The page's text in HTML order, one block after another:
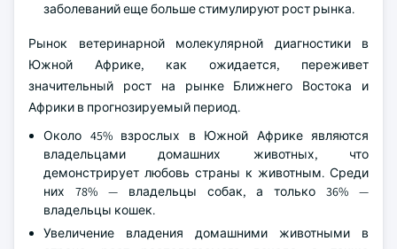
заболеваний еще больше стимулируют рост рынка.
Рынок ветеринарной молекулярной диагностики в
Южной Африке, как ожидается, переживет
значительный рост на рынке Ближнего Востока и
Африки в прогнозируемый период.
Около 45% взрослых в Южной Африке являются
владельцами домашних животных, что
демонстрирует любовь страны к животным. Среди
них 78% — владельцы собак, а только 36% —
владельцы кошек.
Увеличение владения домашними животными в